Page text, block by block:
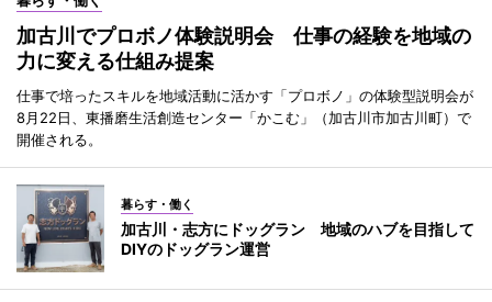
加古川でプロボノ体験説明会 仕事の経験を地域の
力に変える仕組み提案
仕事で培ったスキルを地域活動に活かす「プロボノ」の体験型説明会が
8月22日、東播磨生活創造センター「かこむ」（加古川市加古川町）で
開催される。
暮らす・働く
加古川・志方にドッグラン 地域のハブを目指して
DIYのドッグラン運営